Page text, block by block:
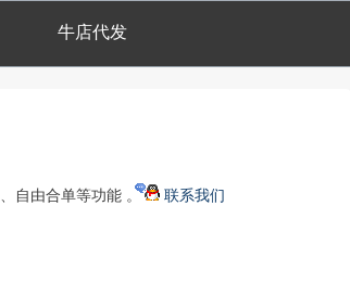
牛店代发
自由合单等功能 。 联系我们